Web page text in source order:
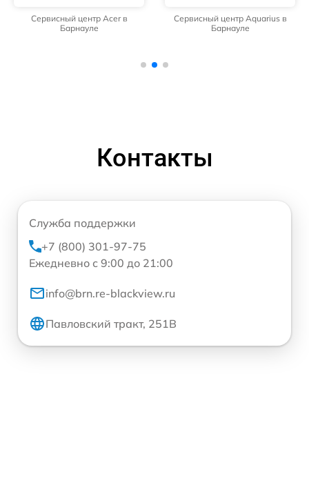
Сервисный центр Acer в
Барнауле
Сервисный центр Aquarius в
Барнауле
Контакты
Служба поддержки
+7 (800) 301-97-75
Ежедневно с 9:00 до 21:00
info@brn.re-blackview.ru
Павловский тракт, 251В